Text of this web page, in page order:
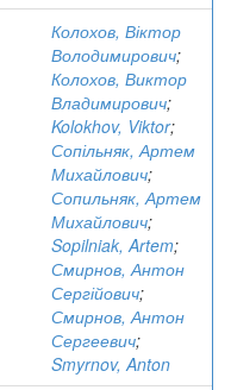
Колохов, Віктор
Володимирович;
Колохов, Виктор
Владимирович;
Kolokhov, Viktor;
Сопільняк, Артем
Михайлович;
Сопильняк, Артем
Михайлович;
Sopilniak, Artem;
Смирнов, Антон
Сергійович;
Смирнов, Антон
Сергеевич;
Smyrnov, Anton